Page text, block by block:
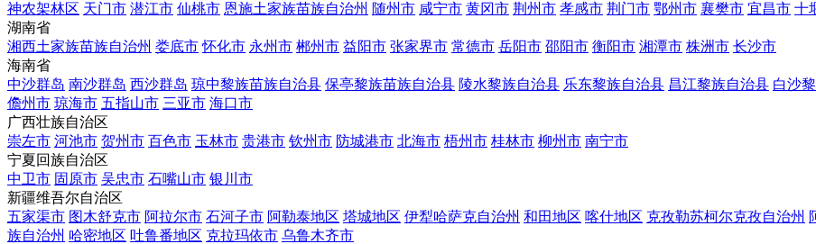
神农架林区 天门市 潜江市 仙桃市 恩施土家族苗族自治州 随州市 咸宁市 黄冈市 荆州市 孝感市 荆门市 鄂州市 襄樊市 宜昌市 十
湖南省
湘西土家族苗族自治州 娄底市 怀化市 永州市 郴州市 益阳市 张家界市 常德市 岳阳市 邵阳市 衡阳市 湘潭市 株洲市 长沙市
海南省
中沙群岛 南沙群岛 西沙群岛 琼中黎族苗族自治县 保亭黎族苗族自治县 陵水黎族自治县 乐东黎族自治县 昌江黎族自治县 白沙
儋州市 琼海市 五指山市 三亚市 海口市
广西壮族自治区
崇左市 河池市 贺州市 百色市 玉林市 贵港市 钦州市 防城港市 北海市 梧州市 桂林市 柳州市 南宁市
宁夏回族自治区
中卫市 固原市 吴忠市 石嘴山市 银川市
新疆维吾尔自治区
五家渠市 图木舒克市 阿拉尔市 石河子市 阿勒泰地区 塔城地区 伊犁哈萨克自治州 和田地区 喀什地区 克孜勒苏柯尔克孜自治州
族自治州 哈密地区 吐鲁番地区 克拉玛依市 乌鲁木齐市